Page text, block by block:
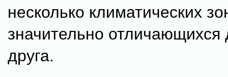
несколько климатических
значительно отличающихся
друга.